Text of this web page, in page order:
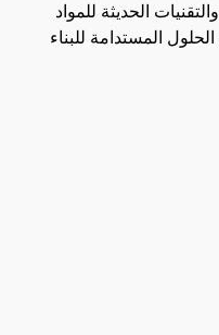
الحديثة للمواد
المستدامة للبناء